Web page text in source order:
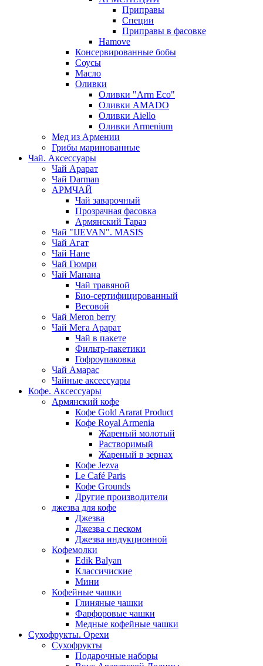
Приправы
Специи
Приправы в фасовке
Hamove
Консервированные бобы
Соусы
Масло
Оливки
Оливки "Arm Eco"
Оливки AMADO
Оливки Aiello
Оливки Armenium
Мед из Армении
Грибы маринованные
Чай. Аксессуары
Чай Арарат
Чай Darman
АРМЧАЙ
Чай заварочный
Прозрачная фасовка
Армянский Тараз
Чай "IJEVAN". MASIS
Чай Агат
Чай Нане
Чай Гюмри
Чай Манана
Чай травяной
Био-сертифицированный
Весовой
Чай Meron berry
Чай Мега Арарат
Чай в пакете
Фильтр-пакетики
Гофроупаковка
Чай Амарас
Чайные аксессуары
Кофе. Аксессуары
Армянский кофе
Кофе Gold Ararat Product
Кофе Royal Armenia
Жареный молотый
Растворимый
Жареный в зернах
Кофе Jezva
Le Café Paris
Кофе Grounds
Другие производители
джезва для кофе
Джезва
Джезва с песком
Джезва индукционной
Кофемолки
Edik Balyan
Классичиские
Мини
Кофейные чашки
Глиняные чашки
Фарфоровые чашки
Медные кофейные чашки
Сухофрукты. Орехи
Сухофрукты
Подарочные наборы